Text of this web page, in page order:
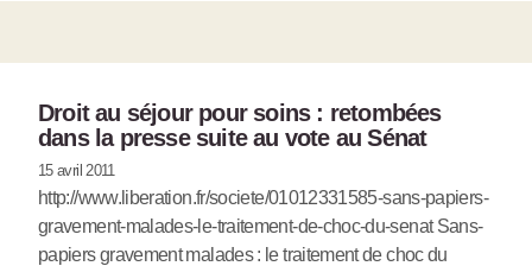
Droit au séjour pour soins : retombées
dans la presse suite au vote au Sénat
15 avril 2011
http://www.liberation.fr/societe/01012331585-sans-papiers-
gravement-malades-le-traitement-de-choc-du-senat Sans-
papiers gravement malades : le traitement de choc du